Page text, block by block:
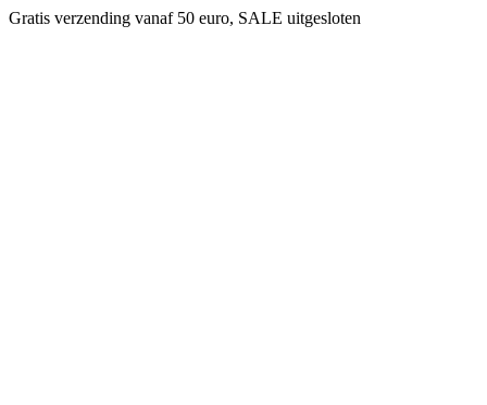
Gratis verzending vanaf 50 euro, SALE uitgesloten